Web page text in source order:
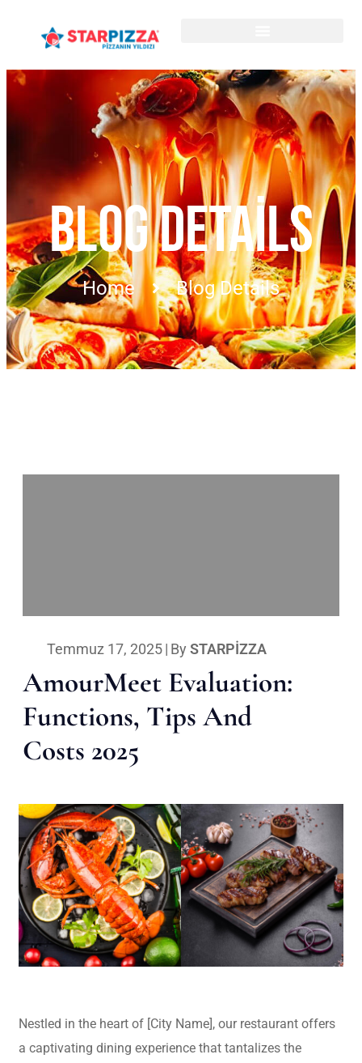
BLOG DETAILS
Home Blog Details
Temmuz 17, 2025| By STARPIZZA
AmourMeet Evaluation:
Functions, Tips And
Costs 2025
Nestled in the heart of [City Name], our restaurant offers
a captivating dining experience that tantalizes the